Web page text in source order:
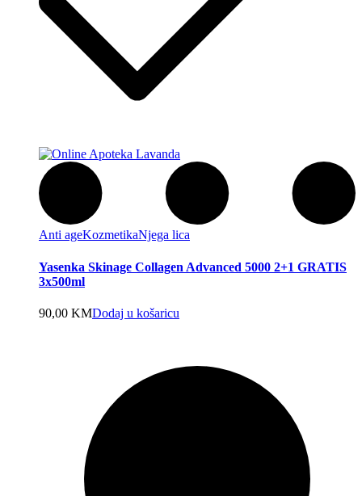
Anti ageKozmetikaNjega lica
Yasenka Skinage Collagen Advanced 5000 2+1 GRATIS
3x500ml
90,00 KMDodaj u košaricu